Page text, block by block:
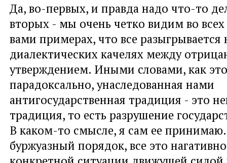
Да, во-первых, и правда надо что-то
вторых - мы очень четко видим во
вами примерах, что все разыгрывается
диалектических качелях между
утверждением. Иными словами, как
парадоксально, унаследованная нами
антигосударственная традиция - это
традиция, то есть разрушение
В каком-то смысле, я сам ее
буржуазный порядок, все это